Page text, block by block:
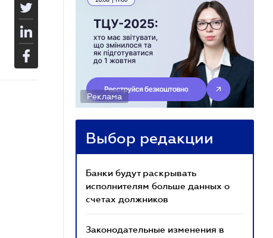
Реклама
Выбор редакции
Банки будут раскрывать
исполнителям больше данных о
счетах должников
Законодательные изменения в